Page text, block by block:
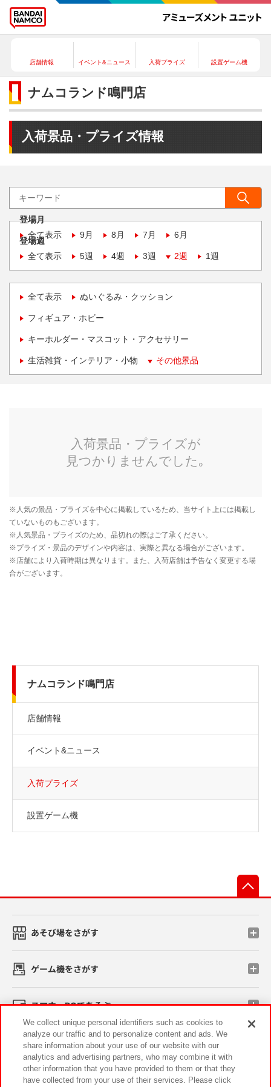
店舗情報 イベント&ニュース 入荷プライズ 設置ゲーム機
ナムコランド鳴門店
入荷景品・プライズ情報
登場月
全て表示
9月 8月 7月 6月
登場週
全て表示
5週 4週 3週 2週 1週
全て表示 ぬいぐるみ・クッション
フィギュア・ホビー
キーホルダー・マスコット・アクセサリー
生活雑貨・インテリア・小物 その他景品
ナムコランド鳴門店
店舗情報
イベント&ニュース
入荷プライズ
設置ゲーム機
あそび場をさがす
ゲーム機をさがす
スマホ・PCであそぶ
イベント・キャンペーン
We collect unique personal identifiers such as cookies to
analyze our traffic and to personalize content and ads. We
share information about your use of our website with our
analytics and advertising partners, who may combine it with
other information that you have provided to them or that they
have collected from your use of their services. Please click